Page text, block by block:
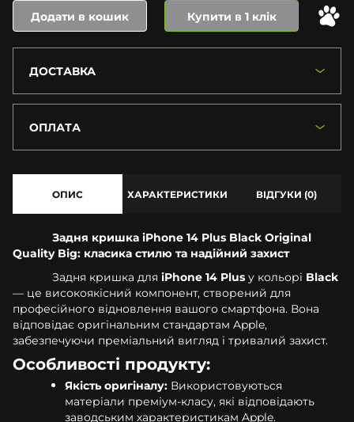
Додати в кошик Купити в 1 клік
ДОСТАВКА
ОПЛАТА
ОПИС ХАРАКТЕРИСТИКИ ВІДГУКИ (0)
Задня кришка iPhone 14 Plus Black Original
Quality Big: класика стилю та надійний захист
Задня кришка для iPhone 14 Plus у кольорі Black
— це високоякісний компонент, створений для
професійного відновлення вашого смартфона. Вона
відповідає оригінальним стандартам Apple,
забезпечуючи преміальний вигляд і тривалий захист.
Особливості продукту:
Якість оригіналу: Використовуються
матеріали преміум-класу, які відповідають
заводським характеристикам Apple.